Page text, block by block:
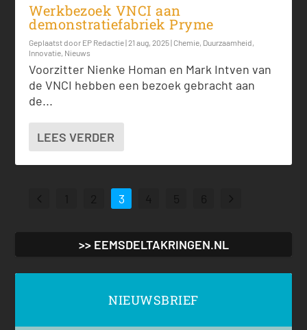
Werkbezoek VNCI aan
demonstratiefabriek Pryme
Geplaatst door EP Redactie|21 aug, 2025| Chemie, Duurzaamheid,
Innovatie, Nieuws
Voorzitter Nienke Homan en Mark Intven van
de VNCI hebben een bezoek gebracht aan
de...
LEES VERDER
3
>> EEMSDELTAKRINGEN.NL
NIEUWSBRIEF